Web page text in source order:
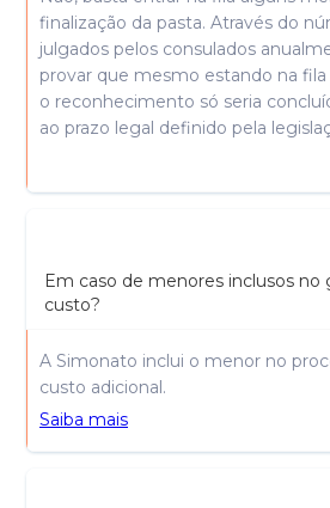
finalização da pasta. Através do
julgados pelos consulados
provar que mesmo estando na
o reconhecimento só seria
ao prazo legal definido pela
Em caso de menores inclusos no
custo?
A Simonato inclui o menor no
custo adicional.
Saiba mais